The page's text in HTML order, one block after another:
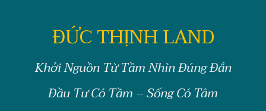
ĐỨC THỊNH LAND
Khởi Nguồn Từ Tầm Nhìn Đúng Đắn
Đầu Tư Có Tầm – Sống Có Tâm